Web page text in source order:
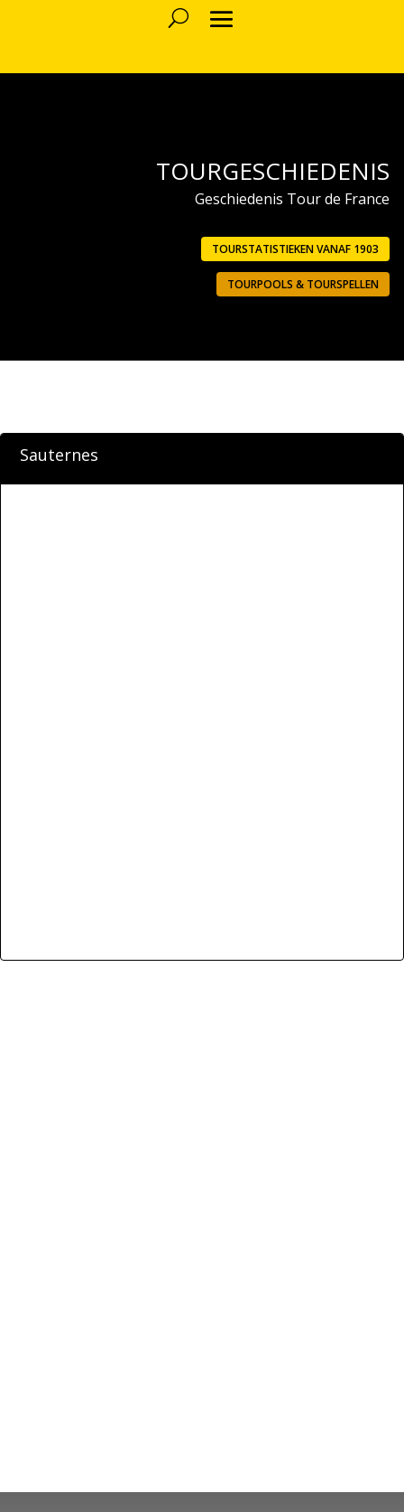
TOURGESCHIEDENIS
Geschiedenis Tour de France
TOURSTATISTIEKEN VANAF 1903
TOURPOOLS & TOURSPELLEN
Sauternes